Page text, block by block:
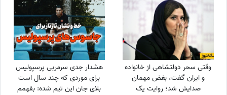
خیلی خیلی تماشا کردیم
وقتی سحر دولتشاهی از خانواده
و ایران گفت، بغض مهمان
صدایش شد؛ روایت یک
هشدار جدی سرمربی پرسپولیس
برای موردی که چند سال است
بلای جان این تیم شده: بفهمم